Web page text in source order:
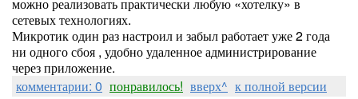
сетевых технологиях.
Микротик один раз настроил и забыл работает уже 2 года
ни одного сбоя , удобно удаленное администрирование
через приложение.
комментарии: 0 понравилось! вверх^ к полной версии